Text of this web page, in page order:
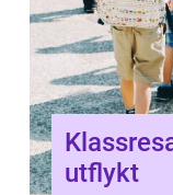
utflykt